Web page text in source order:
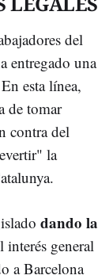
del
entregado una
esta línea,
de tomar
contra del
la
dando la
interés general
a Barcelona